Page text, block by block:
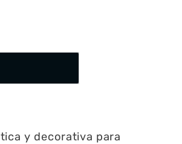
y decorativa para